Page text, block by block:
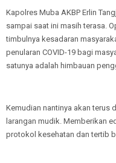
Kapolres Muba AKBP Erlin
sampai saat ini masih terasa.
timbulnya kesadaran
penularan COVID-19 bagi
satunya adalah himbauan
Kemudian nantinya akan terus
larangan mudik. Memberikan
protokol kesehatan dan tertib